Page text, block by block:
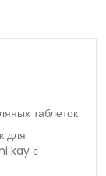
таблеток
для
kay с